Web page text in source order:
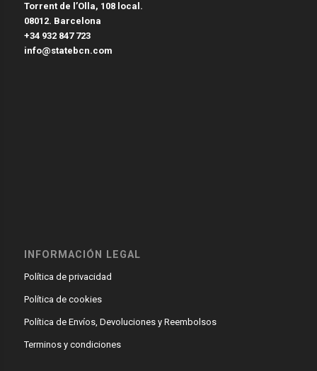
Torrent de l’Olla, 108 local.
08012. Barcelona
+34 932 847 723
info@statebcn.com
INFORMACIÓN LEGAL
Política de privacidad
Política de cookies
Política de Envíos, Devoluciones y Reembolsos
Terminos y condiciones